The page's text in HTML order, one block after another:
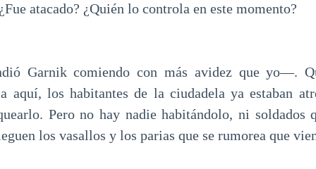
atacado? ¿Quién lo controla en este momento?
Garnik comiendo con más avidez que yo—.
aquí, los habitantes de la ciudadela ya estaban
Pero no hay nadie habitándolo, ni soldados
los vasallos y los parias que se rumorea que